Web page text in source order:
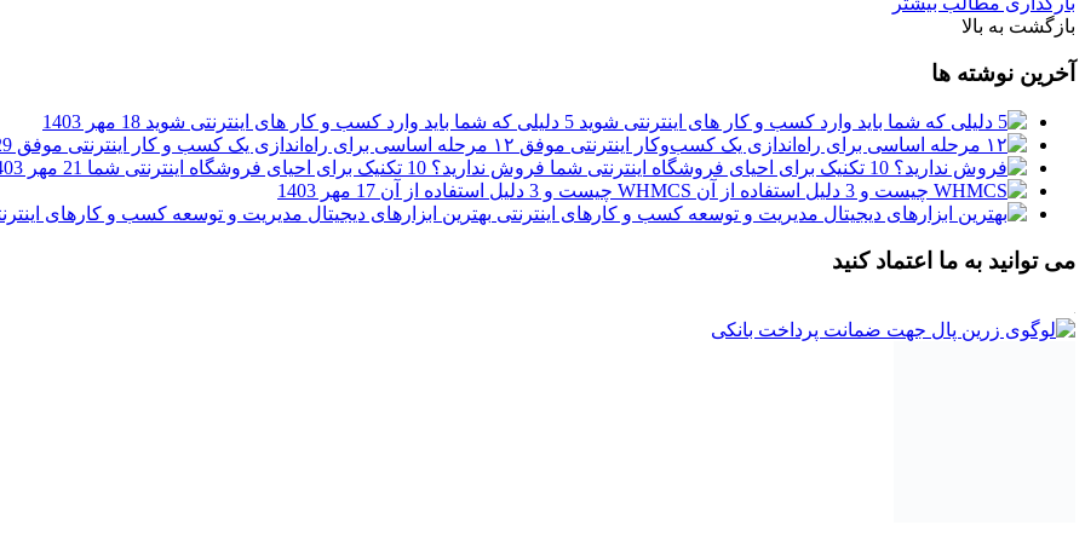
بازگشت به بالا
آخرین نوشته ها
5 دلیلی که شما باید وارد کسب و کار های اینترنتی شوید
18 مهر 1403
۱۲ مرحله اساسی برای راه‌اندازی یک کسب و کار اینترنتی موفق
29
فروش ندارید؟ 10 تکنیک برای احیای فروشگاه اینترنتی شما
21 مهر 1403
WHMCS چیست و 3 دلیل استفاده از آن
17 مهر 1403
بهترین ابزارهای دیجیتال مدیریت و توسعه کسب و کارهای
می توانید به ما اعتماد کنید